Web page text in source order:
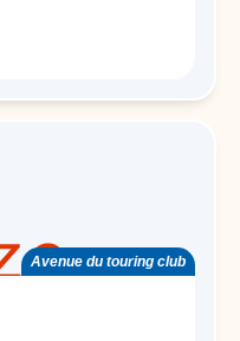
Avenue du touring club